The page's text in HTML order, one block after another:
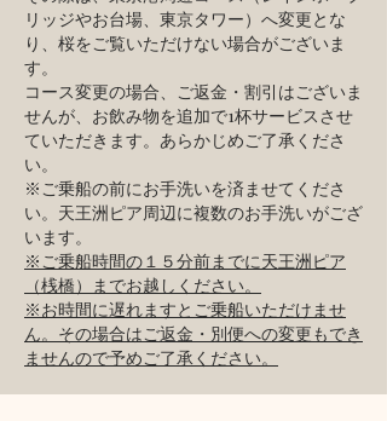
リッジやお台場、東京タワー）へ変更とな
り、桜をご覧いただけない場合がございま
す。
コース変更の場合、ご返金・割引はございま
せんが、お飲み物を追加で1杯サービスさせ
ていただきます。あらかじめご了承くださ
い。
※ご乗船の前にお手洗いを済ませてくださ
い。天王洲ピア周辺に複数のお手洗いがござ
います。
※ご乗船時間の１５分前までに天王洲ピア
（桟橋）までお越しください。
※お時間に遅れますとご乗船いただけませ
ん。その場合はご返金・別便への変更もでき
ませんので予めご了承ください。